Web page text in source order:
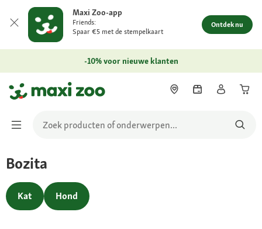
Maxi Zoo-app
Friends:
Spaar €5 met de stempelkaart
Ontdek nu
-10% voor nieuwe klanten
Bozita
Kat Hond